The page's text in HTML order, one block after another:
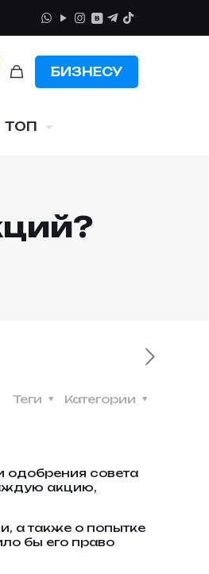
БИЗНЕСУ
ТОП
Категории
Теги
одобрения совета
акцию,
а также о попытке
бы его право